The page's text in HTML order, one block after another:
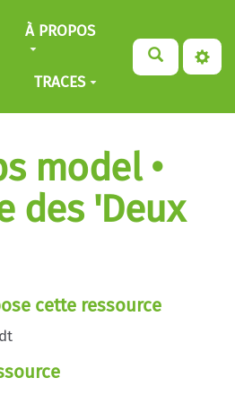
À PROPOS
TRACES
model •
des 'Deux
cette ressource